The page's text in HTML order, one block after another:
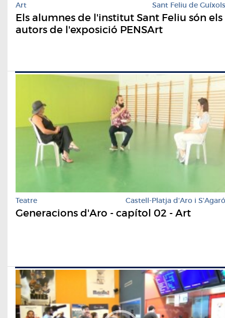
Art Sant Feliu de Guíxols
Els alumnes de l'institut Sant Feliu són els
autors de l'exposició PENSArt
Teatre Castell-Platja d'Aro i S'Agaró
Generacions d'Aro - capítol 02 - Art